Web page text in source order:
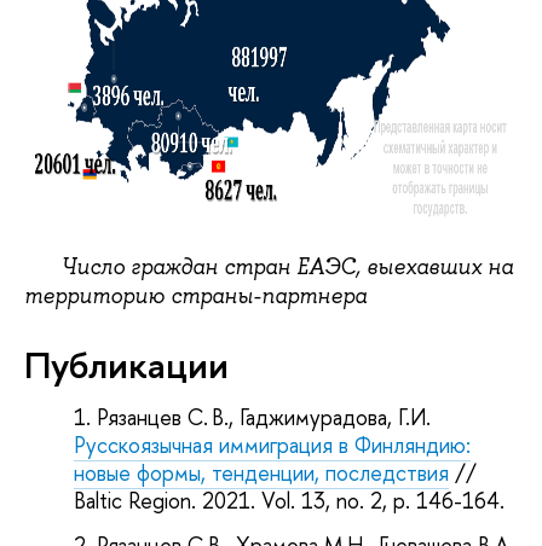
Число граждан стран ЕАЭС, выехавших на
территорию страны-партнера
Публикации
Рязанцев С. В., Гаджимурадова, Г.И.
Русскоязычная иммиграция в Финляндию:
новые формы, тенденции, последствия //
Baltic Region. 2021. Vol. 13, no. 2, p. 146-164.